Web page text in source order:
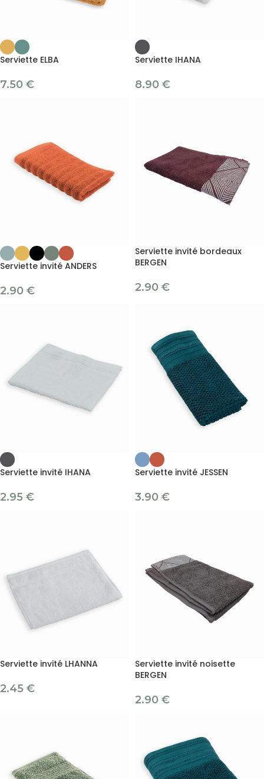
Serviette ELBA
7.50 €
Serviette IHANA
8.90 €
Serviette invité ANDERS
2.90 €
Serviette invité bordeaux
BERGEN
2.90 €
Serviette invité IHANA
2.95 €
Serviette invité JESSEN
3.90 €
Serviette invité LHANNA
2.45 €
Serviette invité noisette
BERGEN
2.90 €